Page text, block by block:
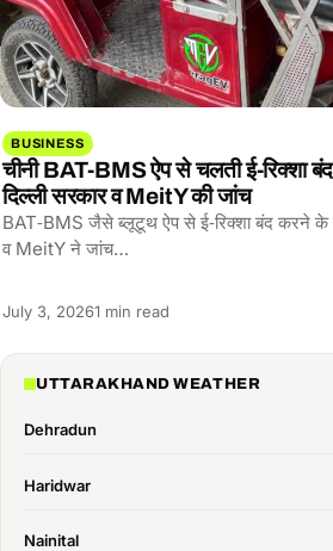
BUSINESS
चीनी BAT-BMS ऐप से चलती ई-रिक्शा
दिल्ली सरकार व MeitY की जांच
BAT‑BMS जैसे ब्लूटूथ ऐप से ई‑रिक्शा बंद करने के
व MeitY ने जांच…
July 3, 2026Reading
1 min read
UTTARAKHAND WEATHER
Dehradun
Haridwar
Nainital